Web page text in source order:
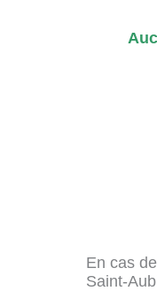
En cas
Saint-